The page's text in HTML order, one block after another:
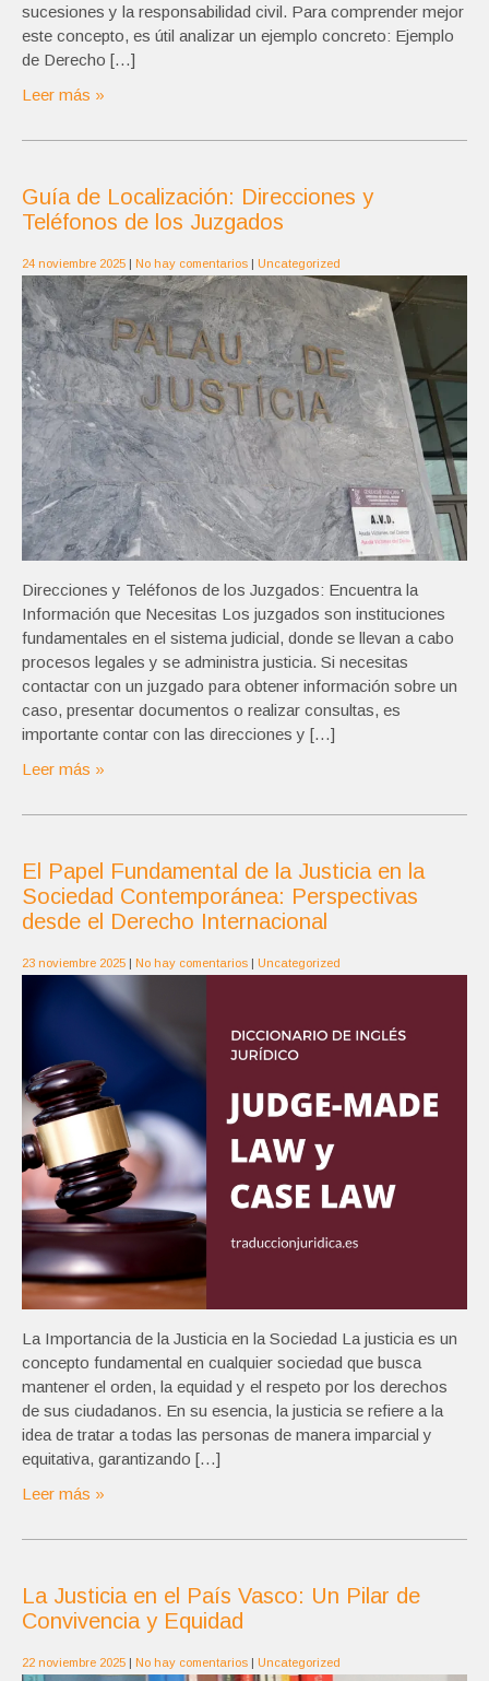
sucesiones y la responsabilidad civil. Para comprender mejor
este concepto, es útil analizar un ejemplo concreto: Ejemplo
de Derecho […]
Leer más »
Guía de Localización: Direcciones y
Teléfonos de los Juzgados
24 noviembre 2025 | No hay comentarios | Uncategorized
Direcciones y Teléfonos de los Juzgados: Encuentra la
Información que Necesitas Los juzgados son instituciones
fundamentales en el sistema judicial, donde se llevan a cabo
procesos legales y se administra justicia. Si necesitas
contactar con un juzgado para obtener información sobre un
caso, presentar documentos o realizar consultas, es
importante contar con las direcciones y […]
Leer más »
El Papel Fundamental de la Justicia en la
Sociedad Contemporánea: Perspectivas
desde el Derecho Internacional
23 noviembre 2025 | No hay comentarios | Uncategorized
La Importancia de la Justicia en la Sociedad La justicia es un
concepto fundamental en cualquier sociedad que busca
mantener el orden, la equidad y el respeto por los derechos
de sus ciudadanos. En su esencia, la justicia se refiere a la
idea de tratar a todas las personas de manera imparcial y
equitativa, garantizando […]
Leer más »
La Justicia en el País Vasco: Un Pilar de
Convivencia y Equidad
22 noviembre 2025 | No hay comentarios | Uncategorized